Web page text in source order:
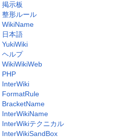
掲示板
整形ルール
WikiName
日本語
YukiWiki
ヘルプ
WikiWikiWeb
PHP
InterWiki
FormatRule
BracketName
InterWikiName
InterWikiテクニカル
InterWikiSandBox